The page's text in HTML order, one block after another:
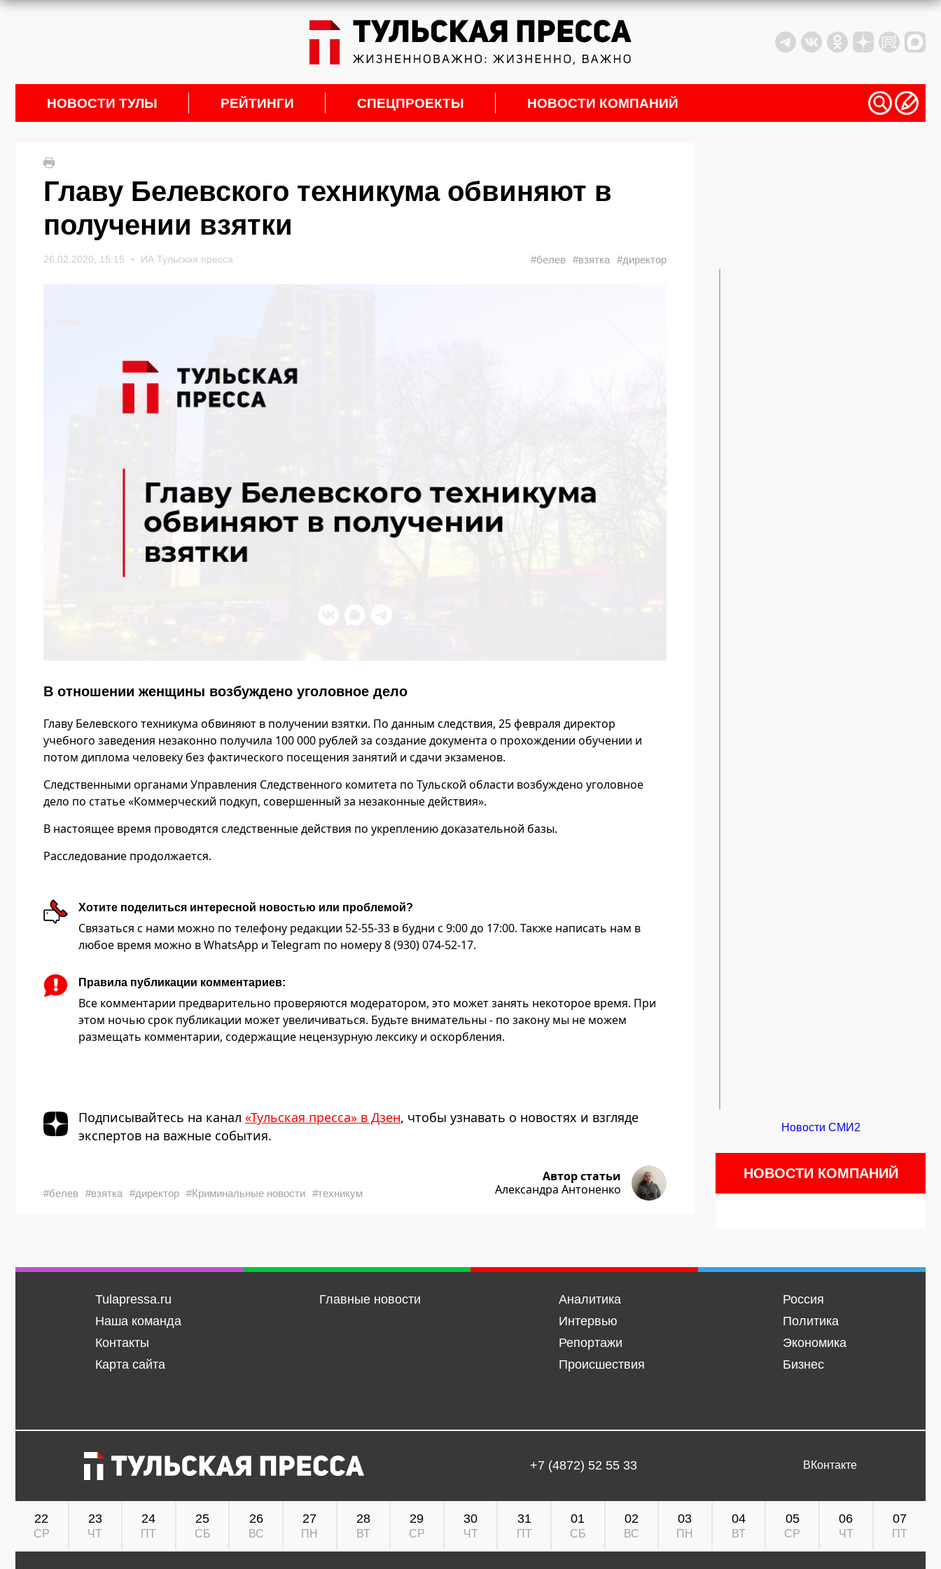
НОВОСТИ ТУЛЫ РЕЙТИНГИ СПЕЦПРОЕКТЫ НОВОСТИ КОМПАНИЙ
Главу Белевского техникума обвиняют в
получении взятки
26.02.2020, 15:15 ИА Тульская пресса #белев #взятка #директор
В отношении женщины возбуждено уголовное дело
Главу Белевского техникума обвиняют в получении взятки. По данным следствия, 25 февраля директор
учебного заведения незаконно получила 100 000 рублей за создание документа о прохождении обучении и
потом диплома человеку без фактического посещения занятий и сдачи экзаменов.
Следственными органами Управления Следственного комитета по Тульской области возбуждено уголовное
дело по статье «Коммерческий подкуп, совершенный за незаконные действия».
В настоящее время проводятся следственные действия по укреплению доказательной базы.
Расследование продолжается.
Хотите поделиться интересной новостью или проблемой?
Связаться с нами можно по телефону редакции 52-55-33 в будни с 9:00 до 17:00. Также написать нам в
любое время можно в WhatsApp и Telegram по номеру 8 (930) 074-52-17.
Правила публикации комментариев:
Все комментарии предварительно проверяются модератором, это может занять некоторое время. При
этом ночью срок публикации может увеличиваться. Будьте внимательны - по закону мы не можем
размещать комментарии, содержащие нецензурную лексику и оскорбления.
Подписывайтесь на канал «Тульская пресса» в Дзен, чтобы узнавать о новостях и взгляде
экспертов на важные события.
#белев #взятка #директор #Криминальные новости #техникум
Автор статьи
Александра Антоненко
Новости СМИ2
НОВОСТИ КОМПАНИЙ
Tulapressa.ru
Наша команда
Контакты
Карта сайта
Главные новости
Аналитика
Интервью
Репортажи
Происшествия
Россия
Политика
Экономика
Бизнес
+7 (4872) 52 55 33 ВКонтакте
22
СР
23
ЧТ
24
ПТ
25
СБ
26
ВС
27
ПН
28
ВТ
29
СР
30
ЧТ
31
ПТ
01
СБ
02
ВС
03
ПН
04
ВТ
05
СР
06
ЧТ
07
ПТ